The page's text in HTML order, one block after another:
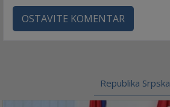
OSTAVITE KOMENTAR
Republika Srpska